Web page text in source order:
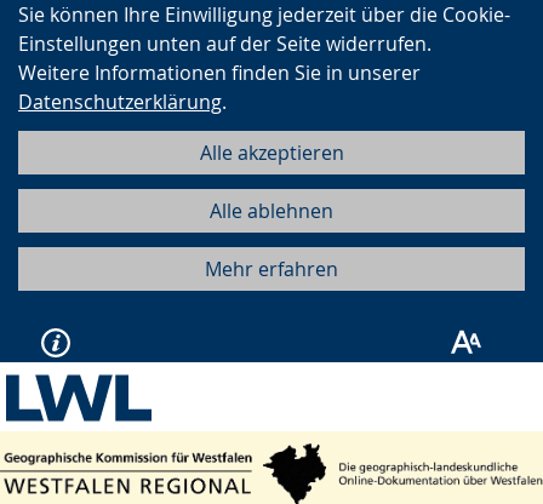
Sie können Ihre Einwilligung jederzeit über die Cookie-
Einstellungen unten auf der Seite widerrufen.
Weitere Informationen finden Sie in unserer
Datenschutzerklärung.
Alle akzeptieren
Alle ablehnen
Mehr erfahren